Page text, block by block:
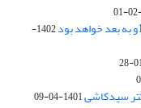
1402-
سیدکاشی1401-04-09